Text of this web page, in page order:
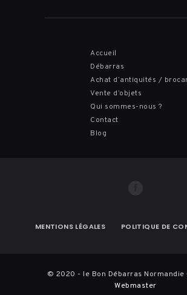
Accueil
Débarras
Achat d’antiquités /
Vente d’objets
Qui sommes-nous ?
Contact
Blog
MENTIONS LÉGALES POLITIQUE DE
© 2020 - le Bon Débarras
Webmaster